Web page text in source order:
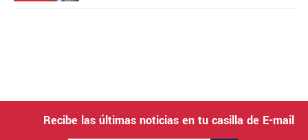
Recibe las últimas noticias en tu casilla de E-mail